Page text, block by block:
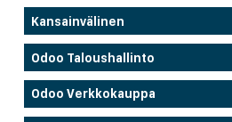
Kansainvälinen
Odoo Taloushallinto
Odoo Verkkokauppa